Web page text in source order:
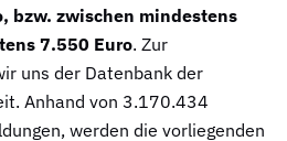
bzw. zwischen mindestens
7.550 Euro. Zur
uns der Datenbank der
Anhand von 3.170.434
werden die vorliegenden